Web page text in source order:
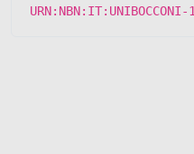
URN:NBN:IT:UNIBOCCONI-